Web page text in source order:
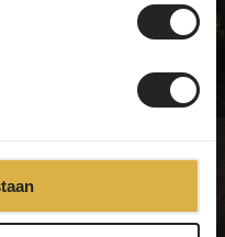
échte
het zelf!